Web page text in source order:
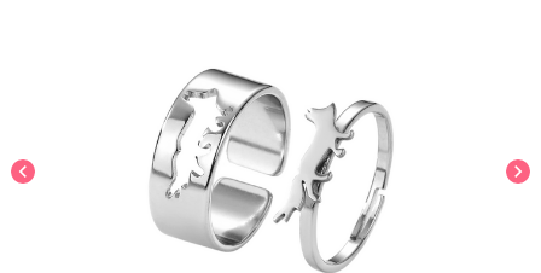
chevron_left chevron_right